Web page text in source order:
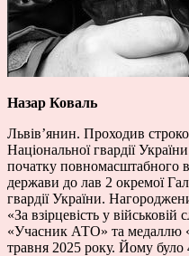
Назар Коваль
Львів’янин. Проходив
Національної гвардії
початку повномасштабного
держави до лав 2 окремої
гвардії України.
«За взірцевість у
«Учасник АТО» та медаллю
травня 2025 року. Йому було